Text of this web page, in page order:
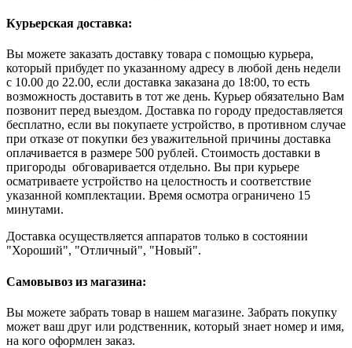
Курьерская доставка:
Вы можете заказать доставку товара с помощью курьера,
который прибудет по указанному адресу в любой день недели
с 10.00 до 22.00, если доставка заказана до 18:00, то есть
возможность доставить в тот же день. Курьер обязательно Вам
позвонит перед выездом. Доставка по городу предоставляется
бесплатно, если вы покупаете устройство, в противном случае
при отказе от покупки без уважительной причины доставка
оплачивается в размере 500 рублей. Стоимость доставки в
пригороды обговаривается отдельно. Вы при курьере
осматриваете устройство на целостность и соответствие
указанной комплектации. Время осмотра ограничено 15
минутами.
Доставка осуществляется аппаратов только в состоянии
"Хороший", "Отличный", "Новый".
Самовывоз из магазина:
Вы можете забрать товар в нашем магазине. Забрать покупку
может ваш друг или родственник, который знает номер и имя,
на кого оформлен заказ.